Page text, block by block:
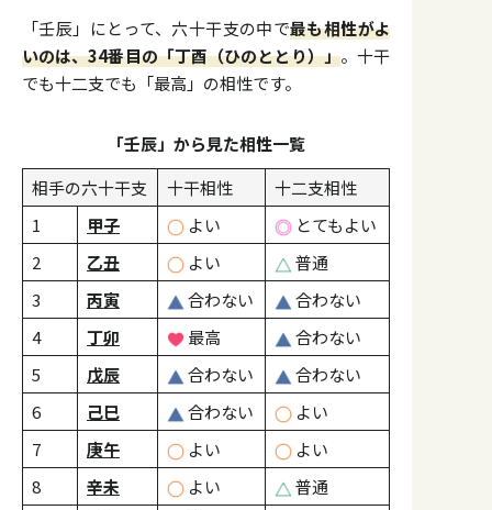
「壬辰」にとって、六十干支の中で最も相性がよ
いのは、34番目の「丁酉（ひのととり）」。十干
でも十二支でも「最高」の相性です。
「壬辰」から見た相性一覧
相手の六十干支
十干相性
十二支相性
1
甲子 よい
とてもよい
2
乙丑 よい
普通
3
丙寅 合わない
合わない
4
丁卯 最高
合わない
5
戊辰 合わない
合わない
6
己巳 合わない
よい
7
庚午 よい
よい
8
辛未 よい
普通